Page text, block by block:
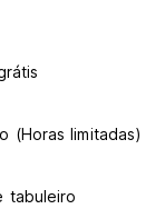
a estação de
até a estação
(Horas limitadas)
tabuleiro